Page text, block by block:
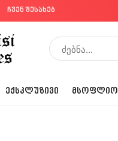
ჩვენ შესახებ
ᲔᲥᲡᲙᲚᲣᲖᲘᲕᲘ ᲛᲡᲝᲤᲚᲘᲝ